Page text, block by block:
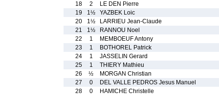
18
2
LE DEN Pierre
19
1½
YAZBEK Loic
20
1½
LARRIEU Jean-Claude
21
1½
RANNOU Noel
22
1
MEMBOEUF Antony
23
1
BOTHOREL Patrick
24
1
JASSELIN Gerard
25
1
THIERY Mathieu
26
½
MORGAN Christian
27
0
DEL VALLE PEDROS Jesus Manuel
28
0 HAMICHE Christelle